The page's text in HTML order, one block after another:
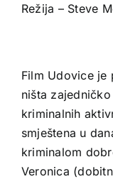
Režija – Steve
Film Udovice je
ništa
kriminalnih
smještena u
kriminalom
Veronica